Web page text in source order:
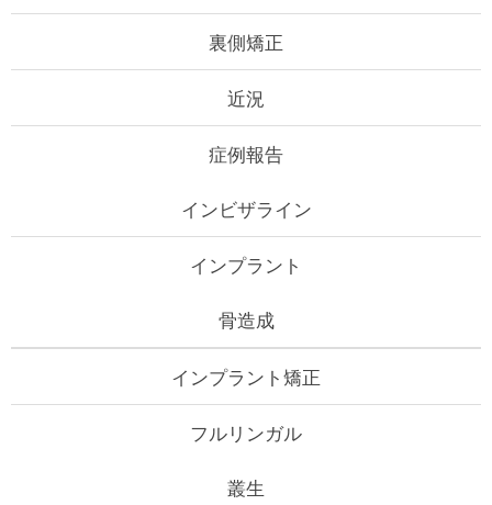
裏側矯正
近況
症例報告
インビザライン
インプラント
骨造成
インプラント矯正
フルリンガル
叢生